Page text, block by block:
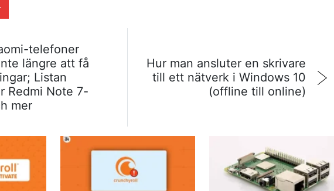
telefoner
längre att få
Listan
Redmi Note 7-
mer
Hur man ansluter en skrivare
till ett nätverk i Windows 10
(offline till online)